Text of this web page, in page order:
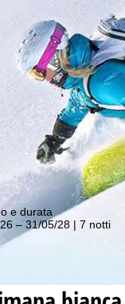
nostre offerte migliori!
e durata
– 31/05/28 | 7 notti